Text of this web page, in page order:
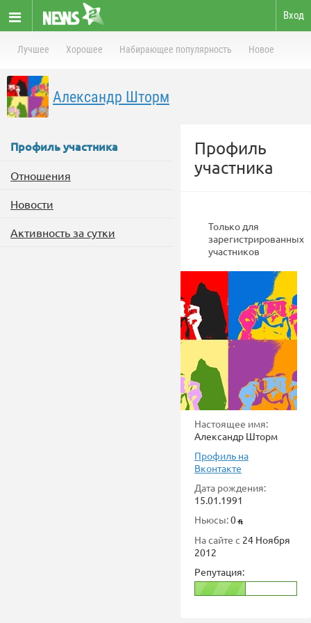
Вход
Лучшее Хорошее Набирающее популярность Новое
Александр Шторм
Профиль участника
Отношения
Новости
Активность за сутки
Профиль
участника
Только для
зарегистрированных
участников
Настоящее имя:
Александр Шторм
Профиль на
Вконтакте
Дата рождения:
15.01.1991
Ньюсы:0
На сайте с 24 Ноября
2012
Репутация: